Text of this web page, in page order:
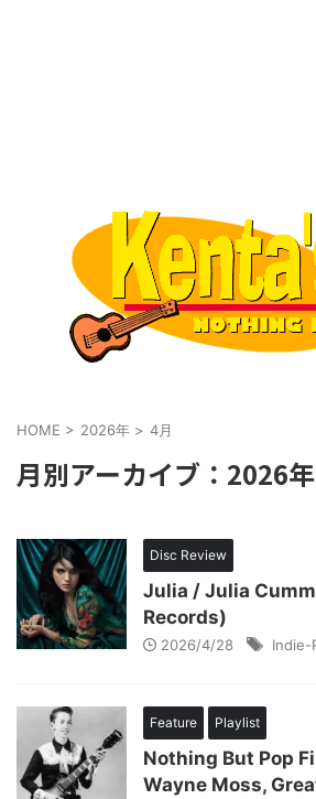
HOME > 2026年 > 4月
月別アーカイブ：2026
Disc Review
Julia / Julia
Records)
2026/4/28 Indie-
Feature Playlist
Nothing But Pop
Wayne Moss,